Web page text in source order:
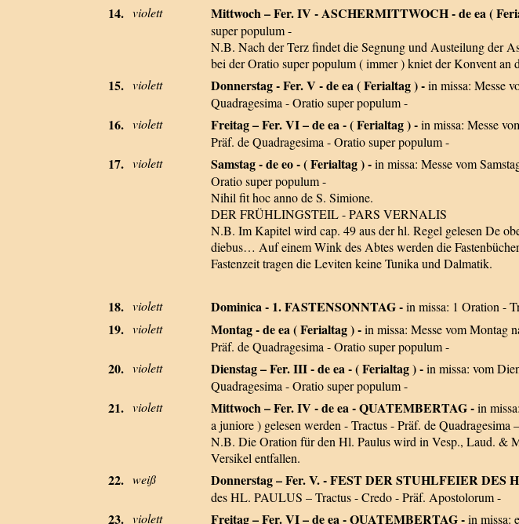
14. violett Mittwoch – Fer. IV - ASCHERMITTWOCH - de ea (
super populum -
N.B. Nach der Terz findet die Segnung und Austeilung
bei der Oratio super populum ( immer ) kniet der Konvent an
15. violett Donnerstag - Fer. V - de ea ( Ferialtag ) -in missa: Messe
Quadragesima - Oratio super populum -
16. violett Freitag – Fer. VI – de ea - ( Ferialtag ) -in missa: Messe
Präf. de Quadragesima - Oratio super populum -
17. violett Samstag - de eo - ( Ferialtag ) -in missa: Messe vom
Oratio super populum -
Nihil fit hoc anno de S. Simione.
DER FRÜHLINGSTEIL - PARS VERNALIS
N.B. Im Kapitel wird cap. 49 aus der hl. Regel gelesen De
diebus… Auf einem Wink des Abtes werden die
Fastenzeit tragen die Leviten keine Tunika und Dalmatik.
18. violett Dominica - 1. FASTENSONNTAG -in missa: 1 Oration -
19. violett Montag - de ea ( Ferialtag ) -in missa: Messe vom
Präf. de Quadragesima - Oratio super populum -
20. violett Dienstag – Fer. III - de ea - ( Ferialtag ) -in missa: vom
Quadragesima - Oratio super populum -
21. violett Mittwoch – Fer. IV - de ea - QUATEMBERTAG -in
a juniore ) gelesen werden - Tractus - Präf. de Quadragesima
N.B. Die Oration für den Hl. Paulus wird in Vesp., Laud. &
Versikel entfallen.
22. weiß Donnerstag – Fer. V. - FEST DER STUHLFEIER
des HL. PAULUS – Tractus - Credo - Präf. Apostolorum -
23. violett Freitag – Fer. VI – de ea - QUATEMBERTAG -in missa: